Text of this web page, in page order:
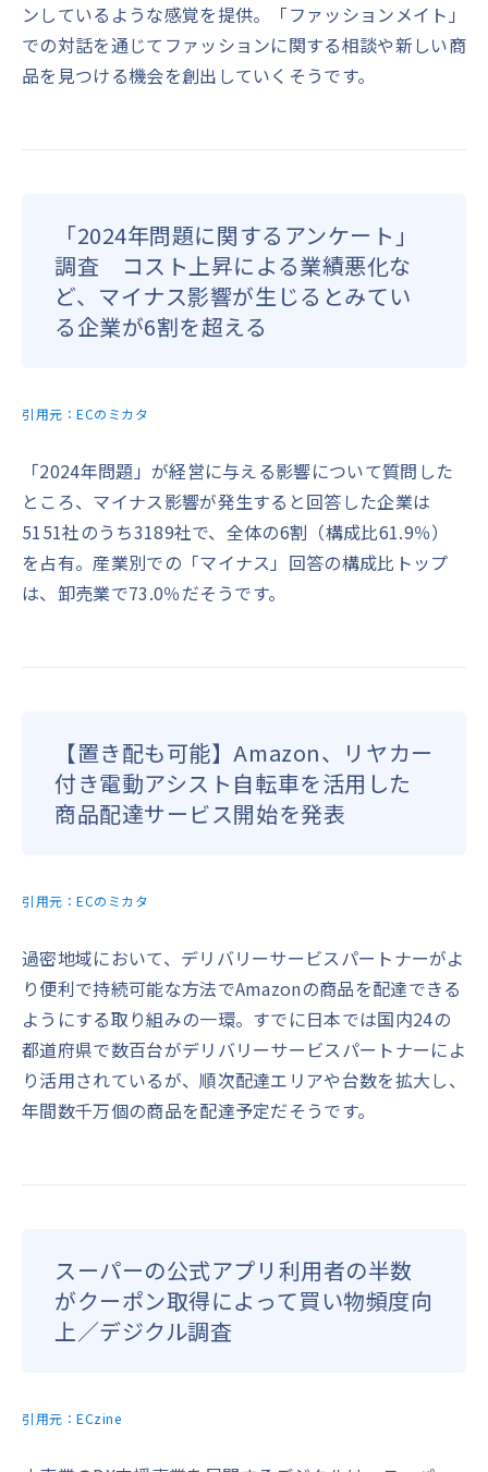
ンしているような感覚を提供。「ファッションメイト」
での対話を通じてファッションに関する相談や新しい商
品を見つける機会を創出していくそうです。
「2024年問題に関するアンケート」
調査 コスト上昇による業績悪化な
ど、マイナス影響が生じるとみてい
る企業が6割を超える
引用元：ECのミカタ
「2024年問題」が経営に与える影響について質問した
ところ、マイナス影響が発生すると回答した企業は
5151社のうち3189社で、全体の6割（構成比61.9％）
を占有。産業別での「マイナス」回答の構成比トップ
は、卸売業で73.0％だそうです。
【置き配も可能】Amazon、リヤカー
付き電動アシスト自転車を活用した
商品配達サービス開始を発表
引用元：ECのミカタ
過密地域において、デリバリーサービスパートナーがよ
り便利で持続可能な方法でAmazonの商品を配達できる
ようにする取り組みの一環。すでに日本では国内24の
都道府県で数百台がデリバリーサービスパートナーによ
り活用されているが、順次配達エリアや台数を拡大し、
年間数千万個の商品を配達予定だそうです。
スーパーの公式アプリ利用者の半数
がクーポン取得によって買い物頻度向
上／デジクル調査
引用元：ECzine